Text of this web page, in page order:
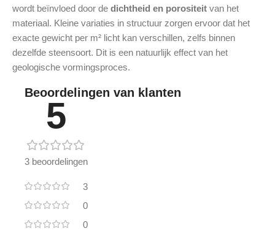
wordt beïnvloed door de dichtheid en porositeit van het
materiaal. Kleine variaties in structuur zorgen ervoor dat het
exacte gewicht per m² licht kan verschillen, zelfs binnen
dezelfde steensoort. Dit is een natuurlijk effect van het
geologische vormingsproces.
Beoordelingen van klanten
5
3 beoordelingen
3
0
0